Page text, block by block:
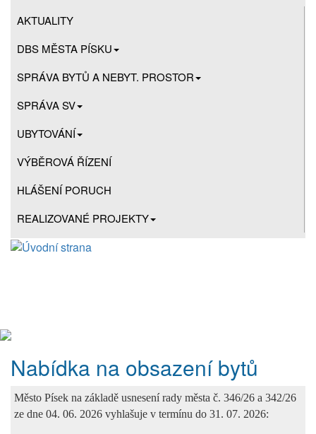
AKTUALITY
DBS MĚSTA PÍSKU
SPRÁVA BYTŮ A NEBYT. PROSTOR
SPRÁVA SV
UBYTOVÁNÍ
VÝBĚROVÁ ŘÍZENÍ
HLÁŠENÍ PORUCH
REALIZOVANÉ PROJEKTY
Nabídka na obsazení bytů
Město Písek na základě usnesení rady města č. 346/26 a 342/26
ze dne 04. 06. 2026 vyhlašuje v termínu do 31. 07. 2026: